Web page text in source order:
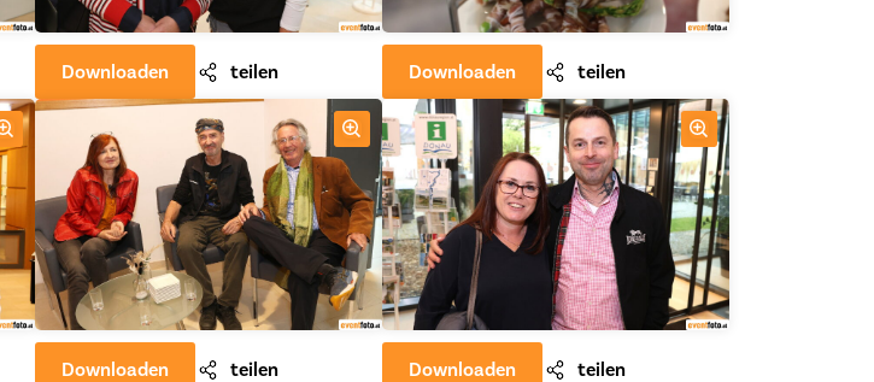
Downloaden teilen Downloaden teilen
Downloaden teilen Downloaden teilen